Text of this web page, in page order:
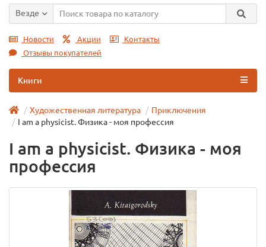
Везде
Новости Акции
Контакты
Отзывы покупателей
Книги
Художественная литература
Приключения
I am a physicist. Физика - моя профессия
I am a physicist. Физика - моя
профессия